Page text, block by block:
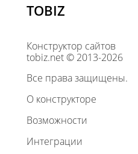
TOBIZ
Конструктор сайтов
tobiz.net © 2013-2026
Все права защищены.
О конструкторе
Возможности
Интеграции